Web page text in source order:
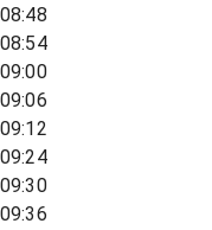
08:48
08:54
09:00
09:06
09:12
09:24
09:30
09:36